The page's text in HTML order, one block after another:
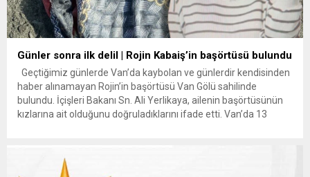
Günler sonra ilk delil | Rojin Kabaiş’in başörtüsü bulundu
Geçtiğimiz günlerde Van’da kaybolan ve günlerdir kendisinden
haber alınamayan Rojin’in başörtüsü Van Gölü sahilinde
bulundu. İçişleri Bakanı Sn. Ali Yerlikaya, ailenin başörtüsünün
kızlarına ait olduğunu doğruladıklarını ifade etti. Van’da 13
bulunduğunu...